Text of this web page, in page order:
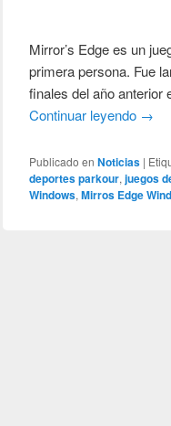
Mirror’s Edge es un
primera persona. Fue
finales del año anterior
Continuar leyendo →
Publicado en Noticias |
deportes parkour,juegos
Windows,Mirros Edge